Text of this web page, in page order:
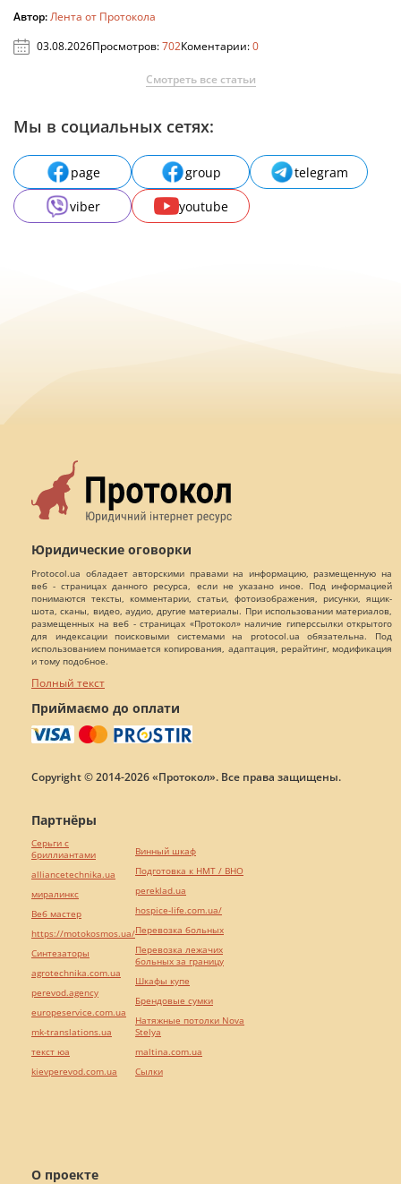
Автор:Лента от Протокола
03.08.2026Просмотров:702Коментарии:0
Смотреть все статьи
Мы в социальных сетях:
page group
telegram
viber
youtube
Юридические оговорки
Protocol.ua обладает авторскими правами на информацию, размещенную на
веб - страницах данного ресурса, если не указано иное. Под информацией
понимаются тексты, комментарии, статьи, фотоизображения, рисунки, ящик-
шота, сканы, видео, аудио, другие материалы. При использовании материалов,
размещенных на веб - страницах «Протокол» наличие гиперссылки открытого
для индексации поисковыми системами на protocol.ua обязательна. Под
использованием понимается копирования, адаптация, рерайтинг, модификация
и тому подобное.
Полный текст
Приймаємо до оплати
Copyright © 2014-2026 «Протокол». Все права защищены.
О проекте
Партнёры
Серьги с
бриллиантами
alliancetechnika.ua
миралинкс
Веб мастер
https://motokosmos.ua/
Синтезаторы
agrotechnika.com.ua
perevod.agency
europeservice.com.ua
mk-translations.ua
текст юа
kievperevod.com.ua
Винный шкаф
Подготовка к НМТ / ВНО
pereklad.ua
hospice-life.com.ua/
Перевозка больных
Перевозка лежачих
больных за границу
Шкафы купе
Брендовые сумки
Натяжные потолки Nova
Stelya
maltina.com.ua
Cылки